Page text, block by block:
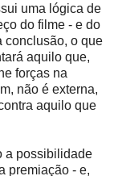
uma lógica de
do filme - e do
conclusão, o que
aquilo que,
forças na
não é externa,
aquilo que
a possibilidade
premiação - e,